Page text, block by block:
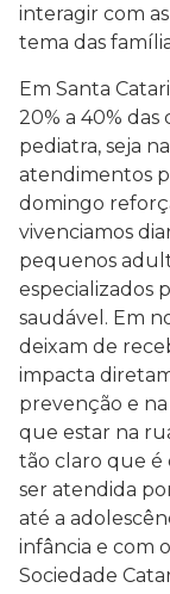
interagir com
tema das
Em Santa
20% a 40% das
pediatra, seja
atendimentos
domingo
vivenciamos
pequenos
especializados
saudável. Em
deixam de
impacta
prevenção e na
que estar na
tão claro que é
ser atendida
até a
infância e com
Sociedade